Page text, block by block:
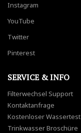
Instagram
YouTube
Twitter
Pinterest
SERVICE & INFO
Filterwechsel Support
Kontaktanfrage
Kostenloser Wassertest
Trinkwasser Broschüre